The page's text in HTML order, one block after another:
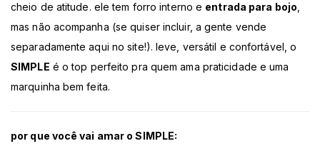
cheio de atitude. ele tem forro interno e entrada para bojo,
mas não acompanha (se quiser incluir, a gente vende
separadamente aqui no site!). leve, versátil e confortável, o
SIMPLE é o top perfeito pra quem ama praticidade e uma
marquinha bem feita.
por que você vai amar o SIMPLE: